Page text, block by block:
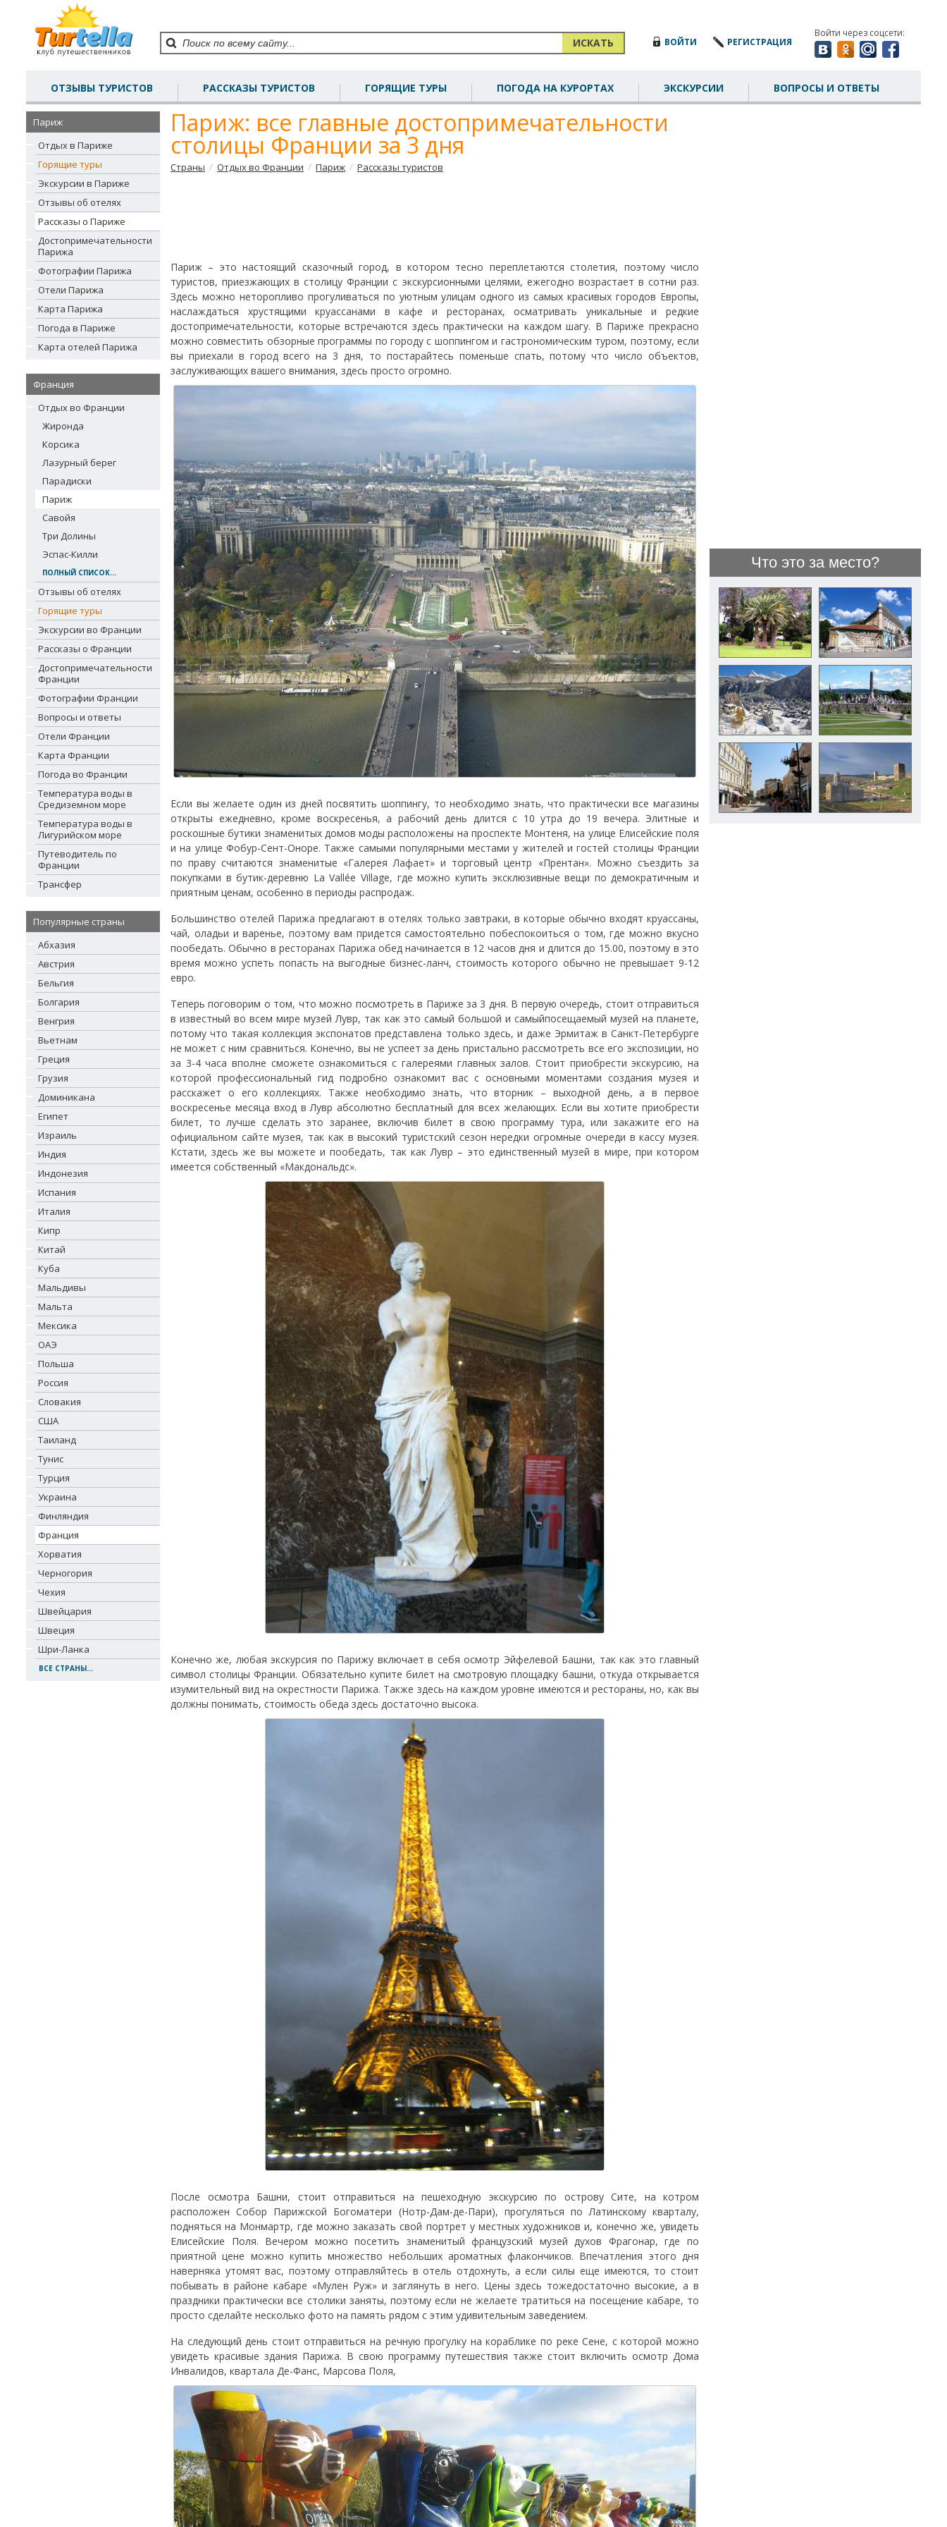
ИСКАТЬ ВОЙТИ РЕГИСТРАЦИЯ
Войти через соцсети:
ОТЗЫВЫ ТУРИСТОВ РАССКАЗЫ ТУРИСТОВ ГОРЯЩИЕ ТУРЫ ПОГОДА НА КУРОРТАХ ЭКСКУРСИИ ВОПРОСЫ И ОТВЕТЫ
Париж
Отдых в Париже
Горящие туры
Экскурсии в Париже
Отзывы об отелях
Рассказы о Париже
Достопримечательности
Парижа
Фотографии Парижа
Отели Парижа
Карта Парижа
Погода в Париже
Карта отелей Парижа
Франция
Отдых во Франции
Жиронда
Корсика
Лазурный берег
Парадиски
Париж
Савойя
Три Долины
Эспас-Килли
ПОЛНЫЙ СПИСОК...
Отзывы об отелях
Горящие туры
Экскурсии во Франции
Рассказы о Франции
Достопримечательности
Франции
Фотографии Франции
Вопросы и ответы
Отели Франции
Карта Франции
Погода во Франции
Температура воды в
Средиземном море
Температура воды в
Лигурийском море
Путеводитель по
Франции
Трансфер
Популярные страны
Абхазия
Австрия
Бельгия
Болгария
Венгрия
Вьетнам
Греция
Грузия
Доминикана
Египет
Израиль
Индия
Индонезия
Испания
Италия
Кипр
Китай
Куба
Мальдивы
Мальта
Мексика
ОАЭ
Польша
Россия
Словакия
США
Таиланд
Тунис
Турция
Украина
Финляндия
Франция
Хорватия
Черногория
Чехия
Швейцария
Швеция
Шри-Ланка
ВСЕ СТРАНЫ...
Париж: все главные достопримечательности
столицы Франции за 3 дня
Страны / Отдых во Франции / Париж / Рассказы туристов
Париж – это настоящий сказочный город, в котором тесно переплетаются столетия, поэтому число
туристов, приезжающих в столицу Франции с экскурсионными целями, ежегодно возрастает в сотни раз.
Здесь можно неторопливо прогуливаться по уютным улицам одного из самых красивых городов Европы,
наслаждаться хрустящими круассанами в кафе и ресторанах, осматривать уникальные и редкие
достопримечательности, которые встречаются здесь практически на каждом шагу. В Париже прекрасно
можно совместить обзорные программы по городу с шоппингом и гастрономическим туром, поэтому, если
вы приехали в город всего на 3 дня, то постарайтесь поменьше спать, потому что число объектов,
заслуживающих вашего внимания, здесь просто огромно.
Если вы желаете один из дней посвятить шоппингу, то необходимо знать, что практически все магазины
открыты ежедневно, кроме воскресенья, а рабочий день длится с 10 утра до 19 вечера. Элитные и
роскошные бутики знаменитых домов моды расположены на проспекте Монтеня, на улице Елисейские поля
и на улице Фобур-Сент-Оноре. Также самыми популярными местами у жителей и гостей столицы Франции
по праву считаются знаменитые «Галерея Лафает» и торговый центр «Прентан». Можно съездить за
покупками в бутик-деревню La Vallée Village, где можно купить эксклюзивные вещи по демократичным и
приятным ценам, особенно в периоды распродаж.
Большинство отелей Парижа предлагают в отелях только завтраки, в которые обычно входят круассаны,
чай, оладьи и варенье, поэтому вам придется самостоятельно побеспокоиться о том, где можно вкусно
пообедать. Обычно в ресторанах Парижа обед начинается в 12 часов дня и длится до 15.00, поэтому в это
время можно успеть попасть на выгодные бизнес-ланч, стоимость которого обычно не превышает 9-12
евро.
Теперь поговорим о том, что можно посмотреть в Париже за 3 дня. В первую очередь, стоит отправиться
в известный во всем мире музей Лувр, так как это самый большой и самыйпосещаемый музей на планете,
потому что такая коллекция экспонатов представлена только здесь, и даже Эрмитаж в Санкт-Петербурге
не может с ним сравниться. Конечно, вы не успеет за день пристально рассмотреть все его экспозиции, но
за 3-4 часа вполне сможете ознакомиться с галереями главных залов. Стоит приобрести экскурсию, на
которой профессиональный гид подробно ознакомит вас с основными моментами создания музея и
расскажет о его коллекциях. Также необходимо знать, что вторник – выходной день, а в первое
воскресенье месяца вход в Лувр абсолютно бесплатный для всех желающих. Если вы хотите приобрести
билет, то лучше сделать это заранее, включив билет в свою программу тура, или закажите его на
официальном сайте музея, так как в высокий туристский сезон нередки огромные очереди в кассу музея.
Кстати, здесь же вы можете и пообедать, так как Лувр – это единственный музей в мире, при котором
имеется собственный «Макдональдс».
Конечно же, любая экскурсия по Парижу включает в себя осмотр Эйфелевой Башни, так как это главный
символ столицы Франции. Обязательно купите билет на смотровую площадку башни, откуда открывается
изумительный вид на окрестности Парижа. Также здесь на каждом уровне имеются и рестораны, но, как вы
должны понимать, стоимость обеда здесь достаточно высока.
После осмотра Башни, стоит отправиться на пешеходную экскурсию по острову Сите, на котром
расположен Собор Парижской Богоматери (Нотр-Дам-де-Пари), прогуляться по Латинскому кварталу,
подняться на Монмартр, где можно заказать свой портрет у местных художников и, конечно же, увидеть
Елисейские Поля. Вечером можно посетить знаменитый французский музей духов Фрагонар, где по
приятной цене можно купить множество небольших ароматных флакончиков. Впечатления этого дня
наверняка утомят вас, поэтому отправляйтесь в отель отдохнуть, а если силы еще имеются, то стоит
побывать в районе кабаре «Мулен Руж» и заглянуть в него. Цены здесь тожедостаточно высокие, а в
праздники практически все столики заняты, поэтому если не желаете тратиться на посещение кабаре, то
просто сделайте несколько фото на память рядом с этим удивительным заведением.
На следующий день стоит отправиться на речную прогулку на кораблике по реке Сене, с которой можно
увидеть красивые здания Парижа. В свою программу путешествия также стоит включить осмотр Дома
Инвалидов, квартала Де-Фанс, Марсова Поля,
Что это за место?